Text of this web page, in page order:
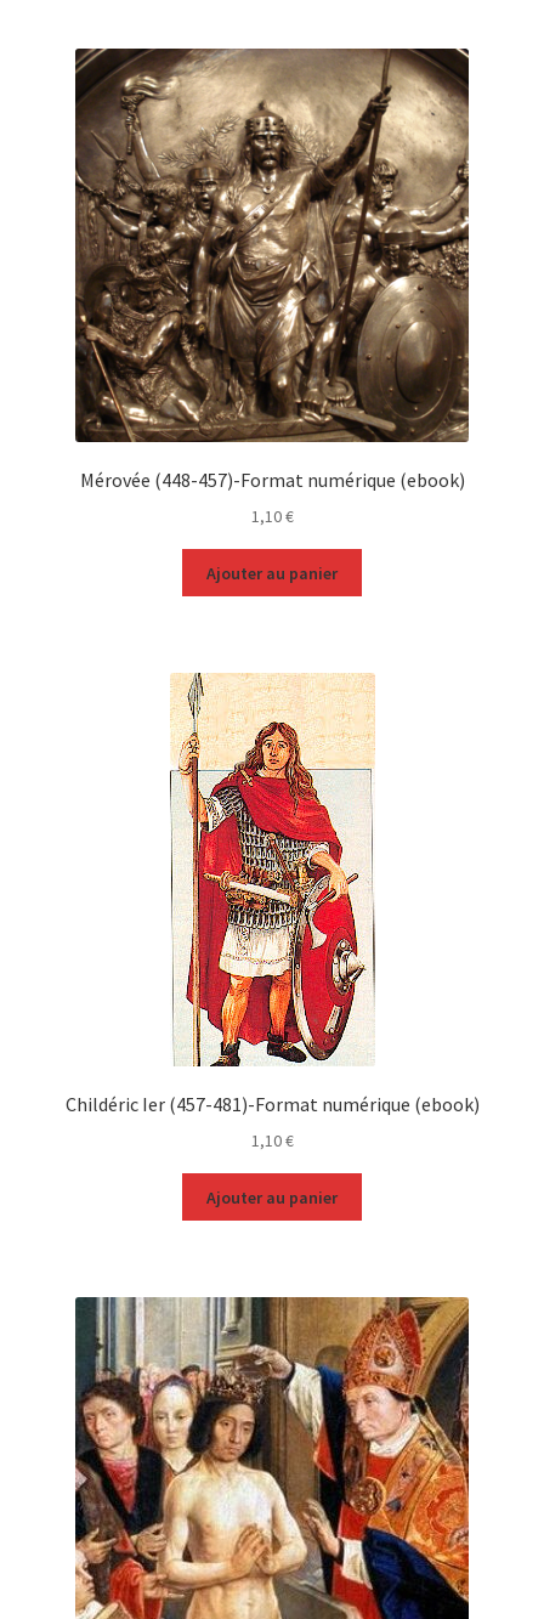
Mérovée (448-457)-Format numérique (ebook)
1,10€
Ajouter au panier
Childéric Ier (457-481)-Format numérique (ebook)
1,10€
Ajouter au panier